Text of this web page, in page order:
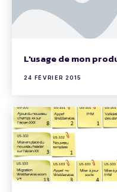
L'usage de mon
24 FÉVRIER 2015